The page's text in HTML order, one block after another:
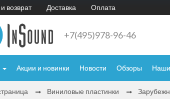
возврат Доставка Оплата
+7(495)978-96-46
Акции и новинки Новости Обзоры Наши
Виниловые пластинки